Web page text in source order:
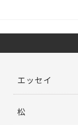
エッセイ
松